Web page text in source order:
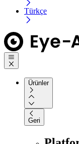
Türkçe
Ürünler
Geri